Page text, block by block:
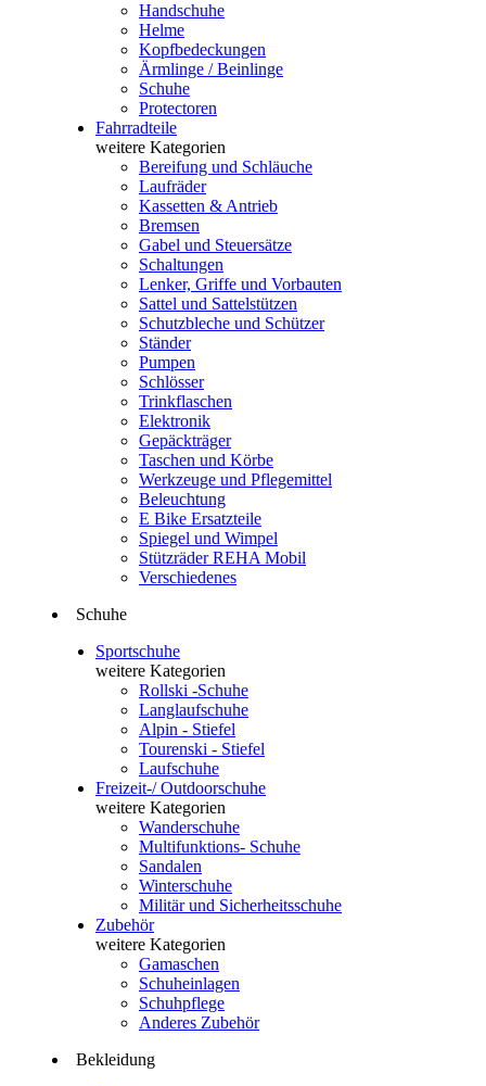
Handschuhe
Helme
Kopfbedeckungen
Ärmlinge / Beinlinge
Schuhe
Protectoren
Fahrradteile
weitere Kategorien
Bereifung und Schläuche
Laufräder
Kassetten & Antrieb
Bremsen
Gabel und Steuersätze
Schaltungen
Lenker, Griffe und Vorbauten
Sattel und Sattelstützen
Schutzbleche und Schützer
Ständer
Pumpen
Schlösser
Trinkflaschen
Elektronik
Gepäckträger
Taschen und Körbe
Werkzeuge und Pflegemittel
Beleuchtung
E Bike Ersatzteile
Spiegel und Wimpel
Stützräder REHA Mobil
Verschiedenes
Schuhe
Sportschuhe
weitere Kategorien
Rollski -Schuhe
Langlaufschuhe
Alpin - Stiefel
Tourenski - Stiefel
Laufschuhe
Freizeit-/ Outdoorschuhe
weitere Kategorien
Wanderschuhe
Multifunktions- Schuhe
Sandalen
Winterschuhe
Militär und Sicherheitsschuhe
Zubehör
weitere Kategorien
Gamaschen
Schuheinlagen
Schuhpflege
Anderes Zubehör
Bekleidung